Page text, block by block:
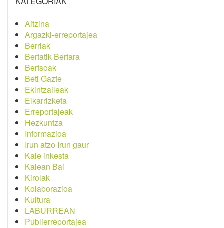
Aitzina
Argazki-erreportajea
Berriak
Bertatik Bertara
Bertsoak
Beti Gazte
Ekintzaileak
Elkarrizketa
Erreportajeak
Hezkuntza
Informazioa
Irun atzo Irun gaur
Kale inkesta
Kalean Bai
Kirolak
Kolaborazioa
Kultura
LABURREAN
Publierreportajea